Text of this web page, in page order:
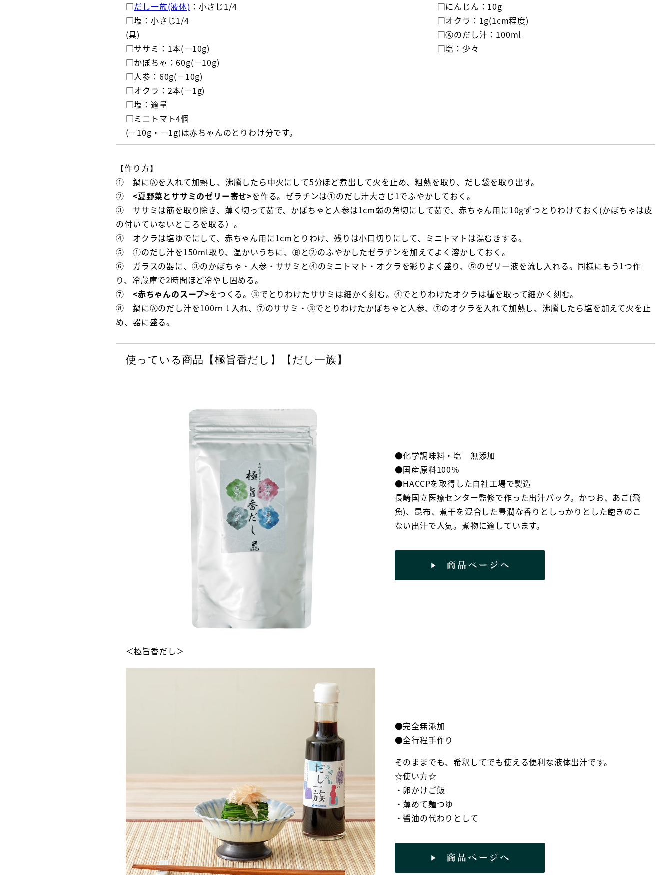
□だし一族(液体) ：小さじ1/4
□塩：小さじ1/4
(具)
□ササミ：1本(－10g)
□かぼちゃ：60g(－10g)
□人参：60g(－10g)
□オクラ：2本(－1g)
□塩：適量
□ミニトマト4個
(－10g・－1g)は赤ちゃんのとりわけ分です。
□にんじん：10g
□オクラ：1g(1cm程度)
□Ⓐのだし汁：100ml
□塩：少々
【作り方】
① 鍋にⒶを入れて加熱し、沸騰したら中火にして5分ほど煮出して火を止め、粗熱を取り、だし袋を取り出す。
② <夏野菜とササミのゼリー寄せ>を作る。ゼラチンは①のだし汁大さじ1でふやかしておく。
③ ササミは筋を取り除き、薄く切って茹で、かぼちゃと人参は1cm弱の角切にして茹で、赤ちゃん用に10gずつとりわけておく(かぼちゃは皮
の付いていないところを取る）。
④ オクラは塩ゆでにして、赤ちゃん用に1cmとりわけ、残りは小口切りにして、ミニトマトは湯むきする。
⑤ ①のだし汁を150ml取り、温かいうちに、Ⓑと②のふやかしたゼラチンを加えてよく溶かしておく。
⑥ ガラスの器に、③のかぼちゃ・人参・ササミと④のミニトマト・オクラを彩りよく盛り、⑤のゼリー液を流し入れる。同様にもう1つ作
り、冷蔵庫で2時間ほど冷やし固める。
⑦ <赤ちゃんのスープ>をつくる。③でとりわけたササミは細かく刻む。④でとりわけたオクラは種を取って細かく刻む。
⑧ 鍋にⒶのだし汁を100ｍｌ入れ、⑦のササミ・③でとりわけたかぼちゃと人参、⑦のオクラを入れて加熱し、沸騰したら塩を加えて火を止
め、器に盛る。
使っている商品【極旨香だし】【だし一族】
＜極旨香だし＞
●化学調味料・塩 無添加
●国産原料100％
●HACCPを取得した自社工場で製造
長崎国立医療センター監修で作った出汁パック。かつお、あご(飛
魚)、昆布、煮干を混合した豊潤な香りとしっかりとした飽きのこ
ない出汁で人気。煮物に適しています。
●完全無添加
●全行程手作り
そのままでも、希釈してでも使える便利な液体出汁です。
☆使い方☆
・卵かけご飯
・薄めて麺つゆ
・醤油の代わりとして